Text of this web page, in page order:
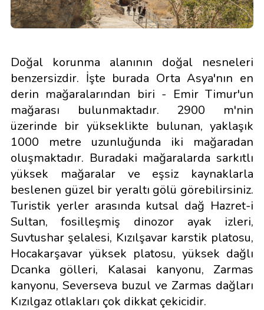
Doğal korunma alanının doğal nesneleri
benzersizdir. İşte burada Orta Asya'nın en
derin mağaralarından biri - Emir Timur'un
mağarası bulunmaktadır. 2900 m'nin
üzerinde bir yükseklikte bulunan, yaklaşık
1000 metre uzunluğunda iki mağaradan
oluşmaktadır. Buradaki mağaralarda sarkıtlı
yüksek mağaralar ve eşsiz kaynaklarla
beslenen güzel bir yeraltı gölü görebilirsiniz.
Turistik yerler arasında kutsal dağ Hazret-i
Sultan, fosilleşmiş dinozor ayak izleri,
Suvtushar şelalesi, Kızılşavar karstik platosu,
Hocakarşavar yüksek platosu, yüksek dağlı
Dcanka gölleri, Kalasai kanyonu, Zarmas
kanyonu, Severseva buzul ve Zarmas dağları
Kızılgaz otlakları çok dikkat çekicidir.